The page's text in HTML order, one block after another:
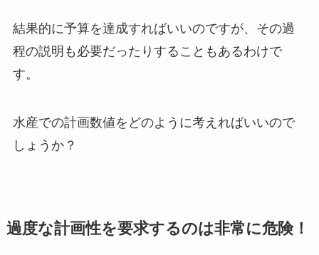
結果的に予算を達成すればいいのですが、その過
程の説明も必要だったりすることもあるわけで
す。
水産での計画数値をどのように考えればいいので
しょうか？
過度な計画性を要求するのは非常に危険！